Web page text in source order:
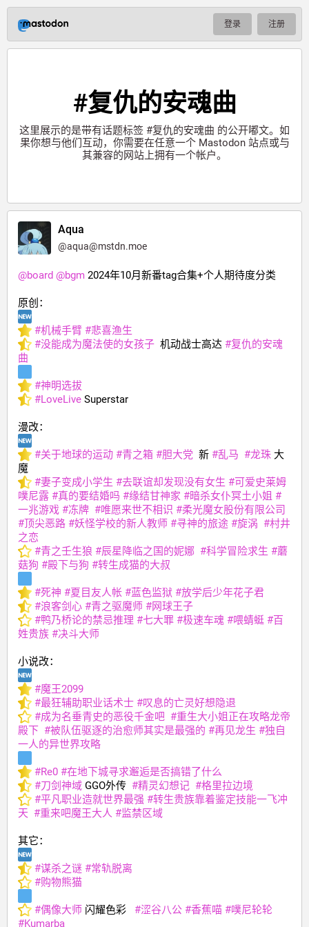
登录 注册
#复仇的安魂曲
这里展示的是带有话题标签 #复仇的安魂曲 的公开嘟文。如
果你想与他们互动，你需要在任意一个 Mastodon 站点或与
其兼容的网站上拥有一个帐户。
Aqua
@aqua@mstdn.moe
@board @bgm 2024年10月新番tag合集+个人期待度分类
原创：
#机械手臂 #悲喜渔生
#没能成为魔法使的女孩子
  机动战士高达
#复仇的安魂
曲
#神明选拔
#LoveLive Superstar
漫改：
#关于地球的运动 #青之箱 #胆大党
  新
#乱马 #龙珠 大
魔
#妻子变成小学生 #去联谊却发现没有女生 #可爱史莱姆
噗尼露 #真的要结婚吗 #缘结甘神家 #暗杀女仆冥土小姐 #
一兆游戏 #冻牌 #唯愿来世不相识 #柔光魔女股份有限公司
#顶尖恶路 #妖怪学校的新人教师 #寻神的旅途 #旋涡 #村井
之恋
#青之壬生狼 #辰星降临之国的妮娜 #科学冒险求生 #蘑
菇狗 #殿下与狗 #转生成猫的大叔
#死神 #夏目友人帐 #蓝色监狱 #放学后少年花子君
#浪客剑心 #青之驱魔师 #网球王子
#鸭乃桥论的禁忌推理 #七大罪 #极速车魂 #喂蜻蜓 #百
姓贵族 #决斗大师
小说改：
#魔王2099
#最狂辅助职业话术士 #叹息的亡灵好想隐退
#成为名垂青史的恶役千金吧 #重生大小姐正在攻略龙帝
殿下 #被队伍驱逐的治愈师其实是最强的 #再见龙生 #独自
一人的异世界攻略
#Re0 #在地下城寻求邂逅是否搞错了什么
#刀剑神域 GGO外传 #精灵幻想记 #格里拉边境
#平凡职业造就世界最强 #转生贵族靠着鉴定技能一飞冲
天 #重来吧魔王大人 #监禁区域
其它：
#谋杀之谜 #常轨脱离
#购物熊猫
#偶像大师 闪耀色彩 #涩谷八公 #香蕉喵 #噗尼轮轮
#Kumarba